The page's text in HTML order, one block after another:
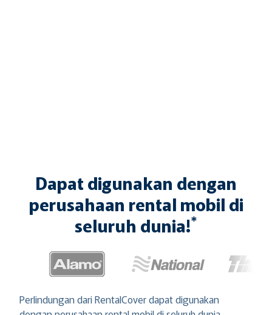
Dapat digunakan dengan
perusahaan rental mobil di
seluruh dunia!*
Perlindungan dari RentalCover dapat digunakan